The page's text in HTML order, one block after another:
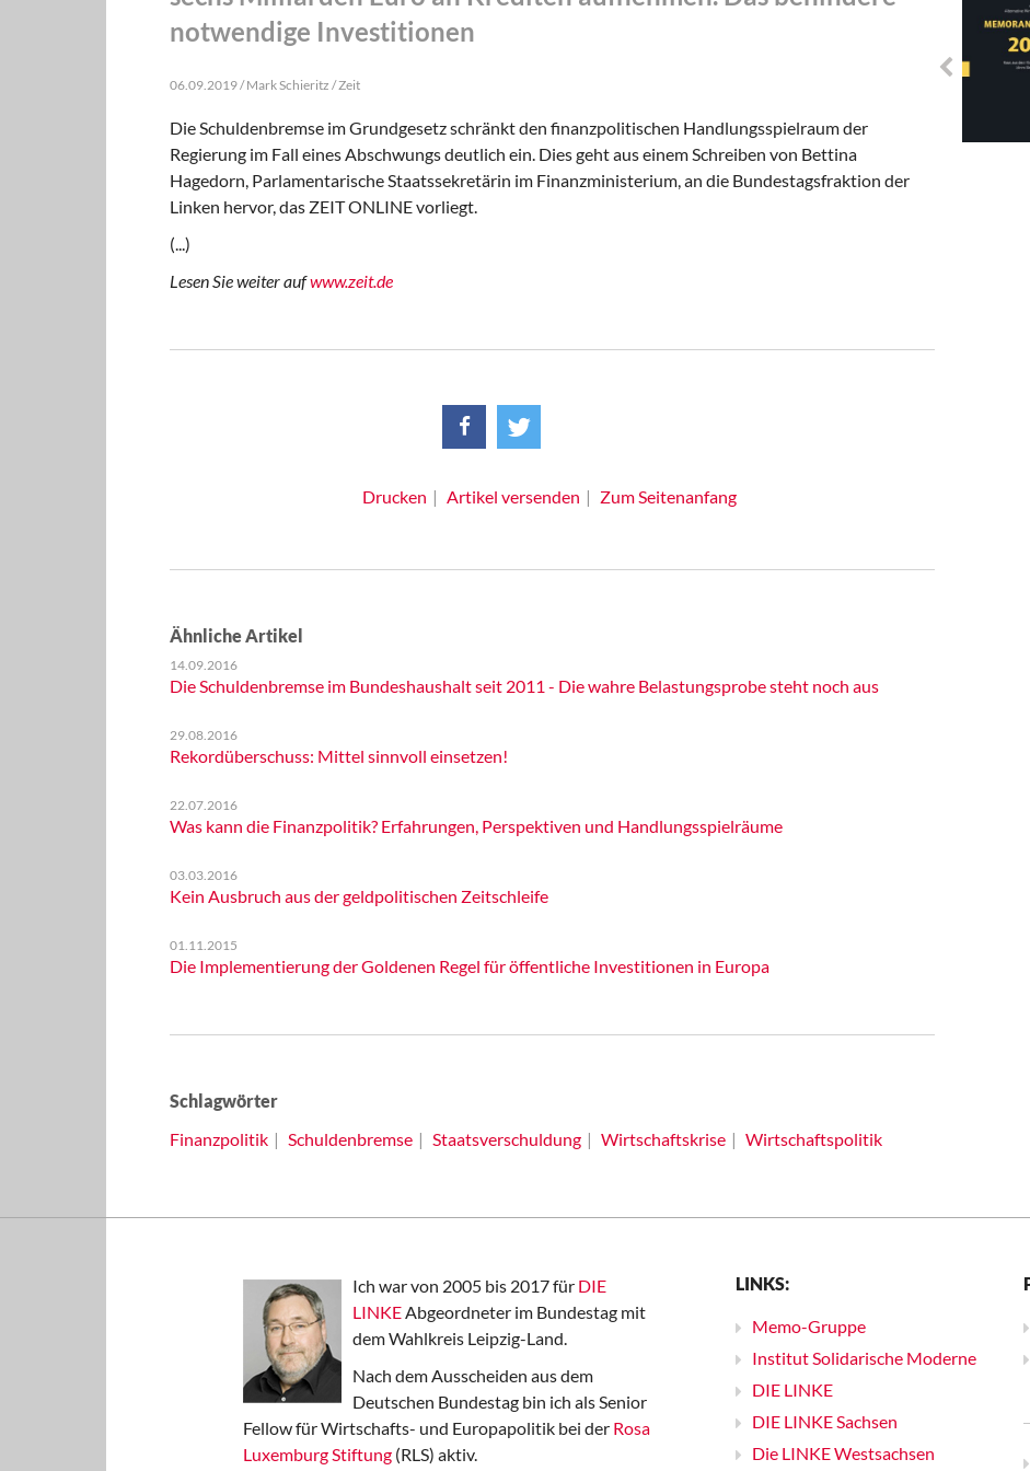
notwendige Investitionen
06.09.2019 / Mark Schieritz / Zeit
Die Schuldenbremse im Grundgesetz schränkt den finanzpolitischen Handlungsspielraum der
Regierung im Fall eines Abschwungs deutlich ein. Dies geht aus einem Schreiben von Bettina
Hagedorn, Parlamentarische Staatssekretärin im Finanzministerium, an die Bundestagsfraktion der
Linken hervor, das ZEIT ONLINE vorliegt.
(...)
Lesen Sie weiter aufwww.zeit.de
Drucken Artikel versenden Zum Seitenanfang
Ähnliche Artikel
14.09.2016
Die Schuldenbremse im Bundeshaushalt seit 2011 - Die wahre Belastungsprobe steht noch aus
29.08.2016
Rekordüberschuss: Mittel sinnvoll einsetzen!
22.07.2016
Was kann die Finanzpolitik? Erfahrungen, Perspektiven und Handlungsspielräume
03.03.2016
Kein Ausbruch aus der geldpolitischen Zeitschleife
01.11.2015
Die Implementierung der Goldenen Regel für öffentliche Investitionen in Europa
Schlagwörter
Finanzpolitik
Schuldenbremse Staatsverschuldung Wirtschaftskrise Wirtschaftspolitik
Solidarisches EUropa -
Ich war von 2005 bis 2017 für DIE
LINKEAbgeordneter im Bundestag mit
dem Wahlkreis Leipzig-Land.
Nach dem Ausscheiden aus dem
Deutschen Bundestag bin ich als Senior
Fellow für Wirtschafts- und Europapolitik bei der Rosa
Luxemburg Stiftung (RLS) aktiv.
LINKS:
Memo-Gruppe
Institut Solidarische Moderne
DIE LINKE
DIE LINKE Sachsen
Die LINKE Westsachsen